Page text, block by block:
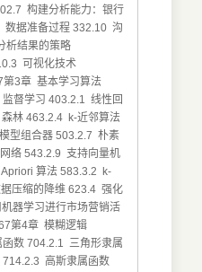
构建分析能力：银行
据准备过程 332.10 沟
析结果的策略
可视化技术
3章 基本学习算法
督学习 403.2.1 线性回
林 463.2.4 k-近邻算法
型组合器 503.2.7 朴素
络 543.2.9 支持向量机
算法 583.3.2 k-
压缩的降维 623.4 强化
器学习进行市场营销活
第4章 模糊逻辑
数 704.2.1 三角形隶属
高斯隶属函数